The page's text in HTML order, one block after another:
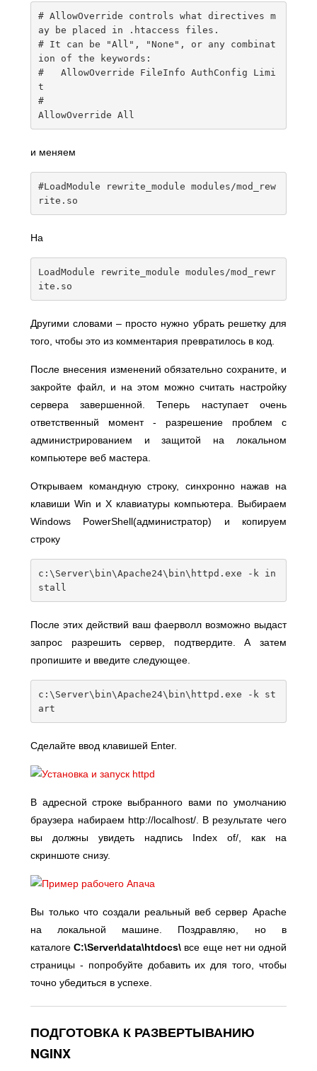
# AllowOverride controls what directives m
ay be placed in .htaccess files.
# It can be "All", "None", or any combinat
ion of the keywords:
#   AllowOverride FileInfo AuthConfig Limi
t
#
AllowOverride All
и меняем
#LoadModule rewrite_module modules/mod_rew
rite.so
На
LoadModule rewrite_module modules /mod_rewr
ite . so
Другими словами – просто нужно убрать решетку для
того, чтобы это из комментария превратилось в код.
После внесения изменений обязательно сохраните, и
закройте файл, и на этом можно считать настройку
сервера завершенной. Теперь наступает очень
ответственный момент - разрешение проблем с
администрированием и защитой на локальном
компьютере веб мастера.
Открываем командную строку, синхронно нажав на
клавиши Win и X клавиатуры компьютера. Выбираем
Windows PowerShell(администратор) и копируем
строку
c : \Server\bin\Apache24\bin\httpd . exe - k in
stall
После этих действий ваш фаерволл возможно выдаст
запрос разрешить сервер, подтвердите. А затем
пропишите и введите следующее.
c : \Server\bin\Apache24\bin\httpd . exe - k st
art
Сделайте ввод клавишей Enter.
В адресной строке выбранного вами по умолчанию
браузера набираем http://localhost/. В результате чего
вы должны увидеть надпись Index of/, как на
скриншоте снизу.
Вы только что создали реальный веб сервер Apache
на локальной машине. Поздравляю, но в
каталогеС:\Server\data\htdocs\ все еще нет ни одной
страницы - попробуйте добавить их для того, чтобы
точно убедиться в успехе.
ПОДГОТОВКА К РАЗВЕРТЫВАНИЮ
NGINX